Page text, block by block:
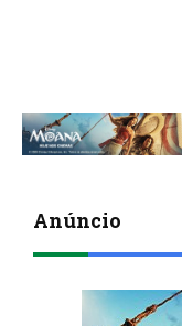
Anúncio